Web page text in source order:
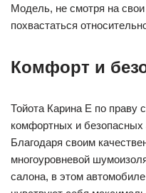
Модель, не смотря на
похвастаться
Комфорт и
Тойота Карина Е по праву
комфортных и безопасных
Благодаря своим
многоуровневой
салона, в этом